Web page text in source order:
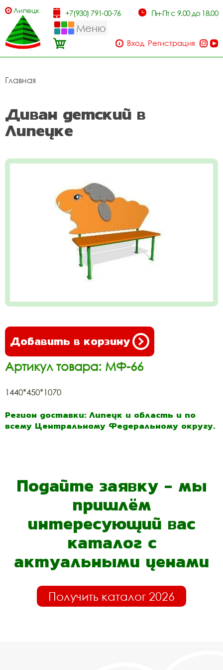
Липецк +7(930) 791-00-76 Пн-Пт с 9.00 до 18.00
Меню
Вход Регистрация
Главная
Диван детский в
Липецке
Добавить в корзину
Артикул товара: МФ-66
1440*450*1070
Регион доставки: Липецк и область и по
всему Центральному Федеральному округу.
Подайте заявку - мы
пришлём
интересующий вас
каталог с
актуальными ценами
Получить каталог 2026